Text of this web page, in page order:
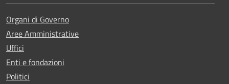
Organi di Governo
Aree Amministrative
Uffici
Enti e fondazioni
Politici